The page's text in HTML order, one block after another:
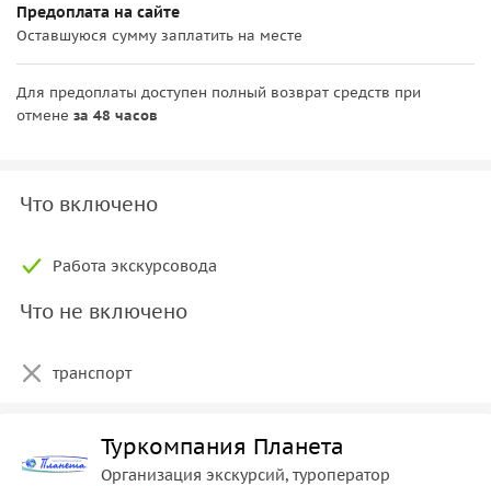
Предоплата на сайте
Оставшуюся сумму заплатить на месте
Для предоплаты доступен полный возврат средств при
отмене за 48 часов
Что включено
Работа экскурсовода
Что не включено
транспорт
Туркомпания Планета
Организация экскурсий, туроператор